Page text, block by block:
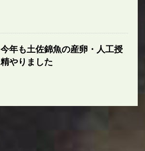
今年も土佐錦魚の産卵・人工授
精やりました